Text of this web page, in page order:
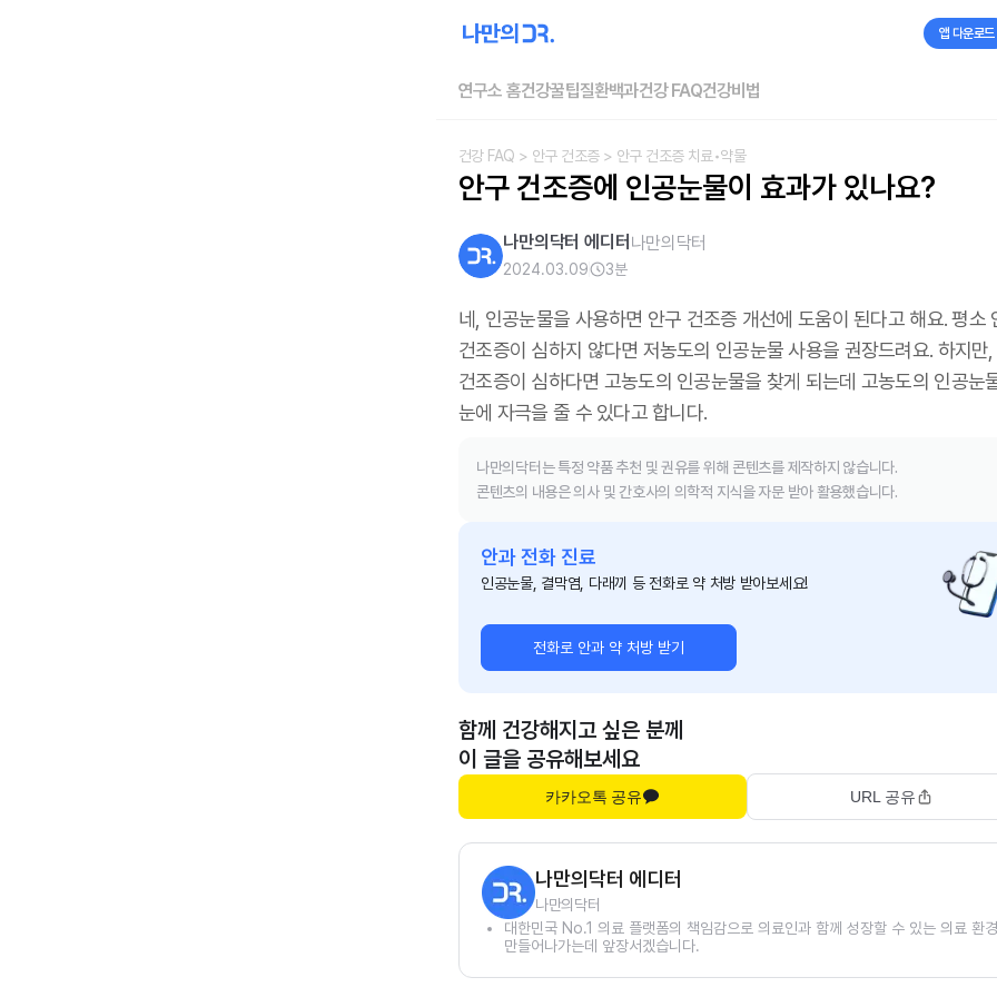
앱 다운로드
연구소 홈건강꿀팁질환백과건강 FAQ건강비법
건강 FAQ > 안구 건조증> 안구 건조증 치료•약물
안구 건조증에 인공눈물이 효과가 있나요?
나만의닥터 에디터 나만의닥터
2024.03.09 3분
네, 인공눈물을 사용하면 안구 건조증 개선에 도움이 된다고 해요. 평소
건조증이 심하지 않다면 저농도의 인공눈물 사용을 권장드려요. 하지만
건조증이 심하다면 고농도의 인공눈물을 찾게 되는데 고농도의 인공눈
눈에 자극을 줄 수 있다고 합니다.
나만의닥터는 특정 약품 추천 및 권유를 위해 콘텐츠를 제작하지 않습니다.
콘텐츠의 내용은 의사 및 간호사의 의학적 지식을 자문 받아 활용했습니다.
안과 전화 진료
인공눈물, 결막염, 다래끼 등 전화로 약 처방 받아보세요!
전화로 안과 약 처방 받기
함께 건강해지고 싶은 분께
이 글을 공유해보세요
카카오톡 공유 URL 공유
나만의닥터 에디터
나만의닥터
대한민국 No.1 의료 플랫폼의 책임감으로 의료인과 함께 성장할 수 있는 의료 환
만들어나가는데 앞장서겠습니다.